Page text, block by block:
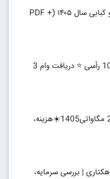
طرح توجیهی تولید زغال فشرده و کبابی سال ۱۴۰۵ (PDF +
طرح توجیهی پرورش گاو شیری 10 رأسی ⭐ دریافت وام 3
طرح توجیهی نیروگاه خورشیدی 2 مگاواتی1405☀️هزینه،
طرح توجیهی احداث نخلستان ۲ هکتاری | بررسی سرمایه،